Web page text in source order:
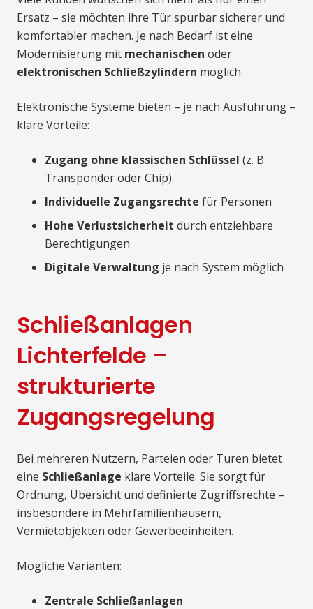
Ersatz – sie möchten ihre Tür spürbar sicherer und
komfortabler machen. Je nach Bedarf ist eine
Modernisierung mit mechanischen oder
elektronischen Schließzylindern möglich.
Elektronische Systeme bieten – je nach Ausführung –
klare Vorteile:
Zugang ohne klassischen Schlüssel (z. B.
Transponder oder Chip)
Individuelle Zugangsrechte für Personen
Hohe Verlustsicherheit durch entziehbare
Berechtigungen
Digitale Verwaltung je nach System möglich
Schließanlagen
Lichterfelde –
strukturierte
Zugangsregelung
Bei mehreren Nutzern, Parteien oder Türen bietet
eine Schließanlage klare Vorteile. Sie sorgt für
Ordnung, Übersicht und definierte Zugriffsrechte –
insbesondere in Mehrfamilienhäusern,
Vermietobjekten oder Gewerbeeinheiten.
Mögliche Varianten:
Zentrale Schließanlagen